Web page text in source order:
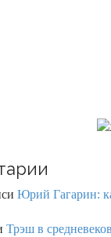
Юрий Гагарин:
Трэш в